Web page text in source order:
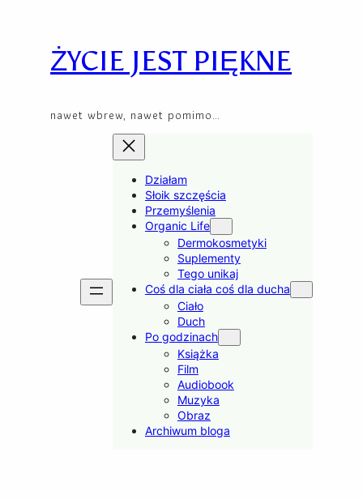
contentŻYCIE JEST PIĘKNE
nawet wbrew, nawet pomimo…
Działam
Słoik szczęścia
Przemyślenia
Organic Life
Dermokosmetyki
Suplementy
Tego unikaj
Coś dla ciała coś dla ducha
Ciało
Duch
Po godzinach
Książka
Film
Audiobook
Muzyka
Obraz
Archiwum bloga